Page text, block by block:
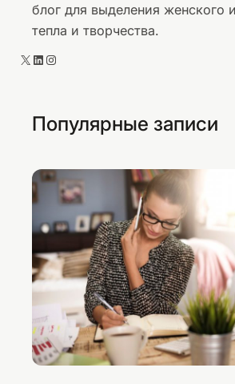
блог для выделения женского
тепла и творчества.
X LinkedIn Instagram
Популярные записи